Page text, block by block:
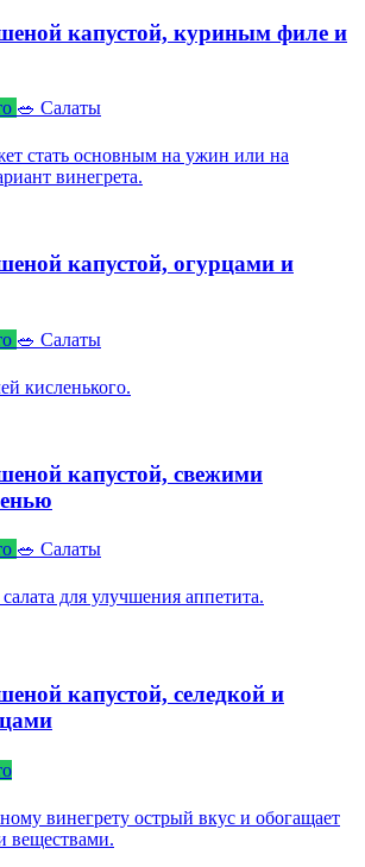
капустой, куриным филе и
🥗 Салаты
стать основным на ужин или на
винегрета.
капустой, огурцами и
🥗 Салаты
кисленького.
капустой, свежими
🥗 Салаты
для улучшения аппетита.
капустой, селедкой и
винегрету острый вкус и обогащает
веществами.